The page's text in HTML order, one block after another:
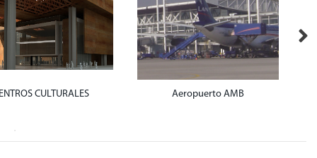
CULTURALES Aeropuerto AMB